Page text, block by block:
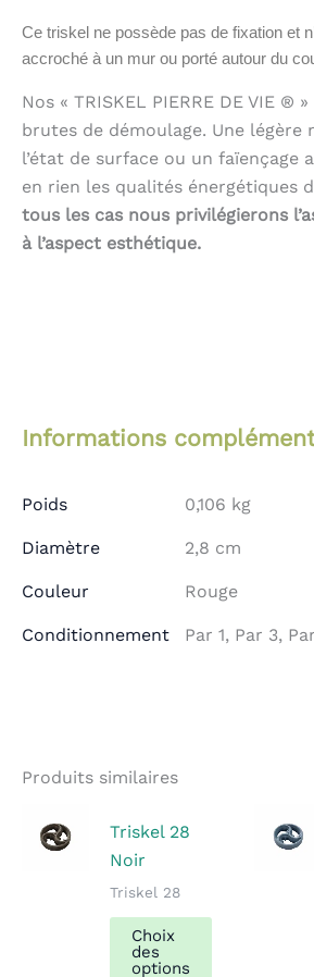
Ce triskel ne possède pas de fixation et
accroché à un mur ou porté autour du
Nos « TRISKEL PIERRE DE VIE ®
brutes de démoulage. Une légère
l’état de surface ou un faïençage
en rien les qualités énergétiques
tous les cas nous privilégierons
à l’aspect esthétique.
Informations
Poids 0,106 kg
Diamètre 2,8 cm
Couleur Rouge
Conditionnement Par 1, Par 3,
Produits similaires
Triskel 28
Noir
Triskel 28
Choix
des
options
Ce